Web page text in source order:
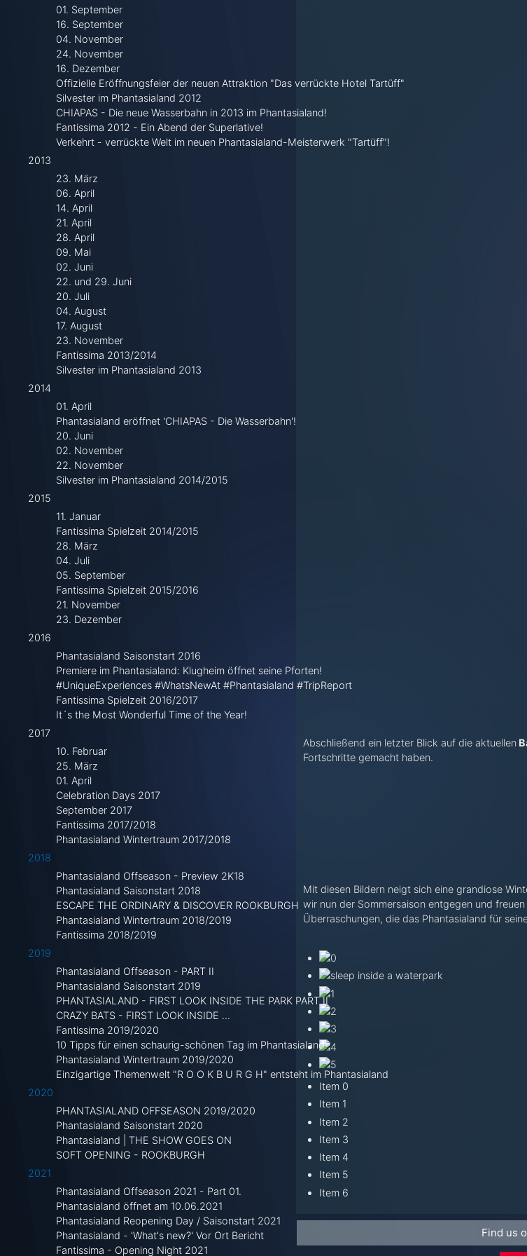
01. September
16. September
04. November
24. November
16. Dezember
Offizielle Eröffnungsfeier der neuen Attraktion "Das verrückte Hotel Tartüff"
Silvester im Phantasialand 2012
CHIAPAS - Die neue Wasserbahn in 2013 im Phantasialand!
Fantissima 2012 - Ein Abend der Superlative!
Verkehrt - verrückte Welt im neuen Phantasialand-Meisterwerk "Tartüff"!
2013
23. März
06. April
14. April
21. April
28. April
09. Mai
02. Juni
22. und 29. Juni
20. Juli
04. August
17. August
23. November
Fantissima 2013/2014
Silvester im Phantasialand 2013
2014
01. April
Phantasialand eröffnet 'CHIAPAS - Die Wasserbahn'!
20. Juni
02. November
22. November
Silvester im Phantasialand 2014/2015
2015
11. Januar
Fantissima Spielzeit 2014/2015
28. März
04. Juli
05. September
Fantissima Spielzeit 2015/2016
21. November
23. Dezember
2016
Phantasialand Saisonstart 2016
Premiere im Phantasialand: Klugheim öffnet seine Pforten!
#UniqueExperiences #WhatsNewAt #Phantasialand #TripReport
Fantissima Spielzeit 2016/2017
It´s the Most Wonderful Time of the Year!
2017
10. Februar
25. März
01. April
Celebration Days 2017
September 2017
Fantissima 2017/2018
Phantasialand Wintertraum 2017/2018
2018
Phantasialand Offseason - Preview 2K18
Phantasialand Saisonstart 2018
ESCAPE THE ORDINARY & DISCOVER ROOKBURGH
Phantasialand Wintertraum 2018/2019
Fantissima 2018/2019
2019
Phantasialand Offseason - PART II
Phantasialand Saisonstart 2019
PHANTASIALAND - FIRST LOOK INSIDE THE PARK PART II
CRAZY BATS - FIRST LOOK INSIDE ...
Fantissima 2019/2020
10 Tipps für einen schaurig-schönen Tag im Phantasialand!
Phantasialand Wintertraum 2019/2020
Einzigartige Themenwelt "R O O K B U R G H" entsteht im Phantasialand
2020
PHANTASIALAND OFFSEASON 2019/2020
Phantasialand Saisonstart 2020
Phantasialand | THE SHOW GOES ON
SOFT OPENING - ROOKBURGH
2021
Phantasialand Offseason 2021 - Part 01.
Phantasialand öffnet am 10.06.2021
Phantasialand Reopening Day / Saisonstart 2021
Phantasialand - 'What's new?' Vor Ort Bericht
Fantissima - Opening Night 2021
Abschließend ein letzter Blick auf die aktuellen
Fortschritte gemacht haben.
Mit diesen Bildern neigt sich eine grandiose
wir nun der Sommersaison entgegen und
Überraschungen, die das Phantasialand für
Item 0
Item 1
Item 2
Item 3
Item 4
Item 5
Item 6
Find us